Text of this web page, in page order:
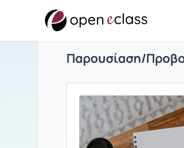
Παρουσίαση/